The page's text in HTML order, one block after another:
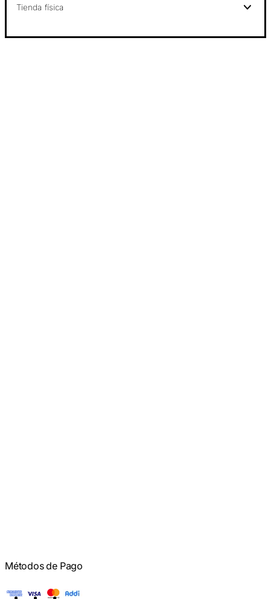
Tienda física
Métodos de Pago
American Express
Visa Mastercard